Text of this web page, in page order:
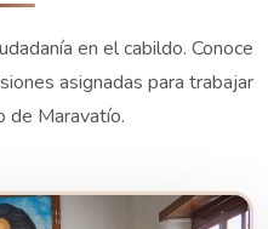
en el cabildo. Conoce
asignadas para trabajar
de Maravatío.